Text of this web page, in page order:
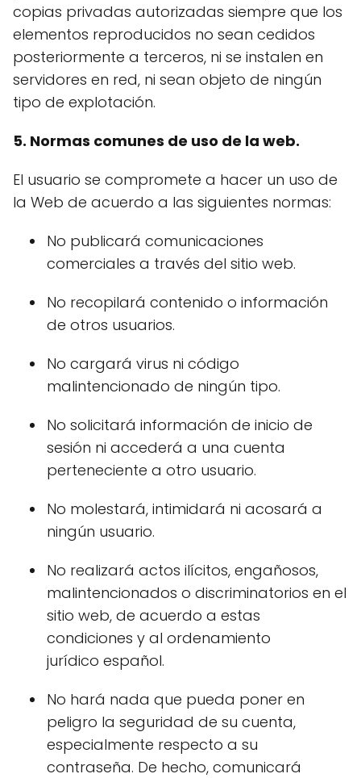
copias privadas autorizadas siempre que los
elementos reproducidos no sean cedidos
posteriormente a terceros, ni se instalen en
servidores en red, ni sean objeto de ningún
tipo de explotación.
5. Normas comunes de uso de la web.
El usuario se compromete a hacer un uso de
la Web de acuerdo a las siguientes normas:
No publicará comunicaciones
comerciales a través del sitio web.
No recopilará contenido o información
de otros usuarios.
No cargará virus ni código
malintencionado de ningún tipo.
No solicitará información de inicio de
sesión ni accederá a una cuenta
perteneciente a otro usuario.
No molestará, intimidará ni acosará a
ningún usuario.
No realizará actos ilícitos, engañosos,
malintencionados o discriminatorios en el
sitio web, de acuerdo a estas
condiciones y al ordenamiento
jurídico español.
No hará nada que pueda poner en
peligro la seguridad de su cuenta,
especialmente respecto a su
contraseña. De hecho, comunicará